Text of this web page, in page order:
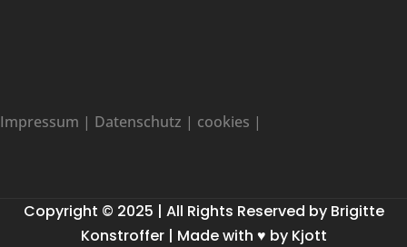
Impressum | Datenschutz | cookies |
Copyright © 2025 | All Rights Reserved by Brigitte
Konstroffer | Made with ♥ by Kjott